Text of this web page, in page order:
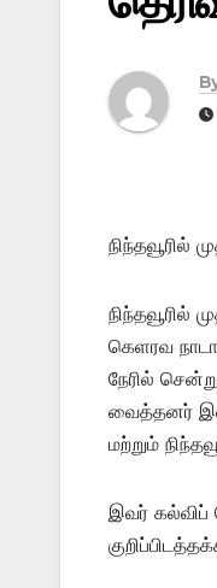
நிந்தவூரில்
கெளரவ
நேரில்
வைத்தனர்
மற்றும்
இவர் கல்விப்